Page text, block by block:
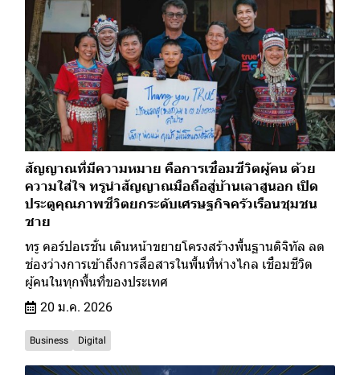
สัญญาณที่มีความหมาย คือการเชื่อมชีวิตผู้คน ด้วย
ความใส่ใจ ทรูนำสัญญาณมือถือสู่บ้านเลาสูนอก เปิด
ประตูคุณภาพชีวิตยกระดับเศรษฐกิจครัวเรือนชุมชน
ชาย
ทรู คอร์ปอเรชั่น เดินหน้าขยายโครงสร้างพื้นฐานดิจิทัล ลด
ช่องว่างการเข้าถึงการสื่อสารในพื้นที่ห่างไกล เชื่อมชีวิต
ผู้คนในทุกพื้นที่ของประเทศ
20 ม.ค. 2026
Business Digital